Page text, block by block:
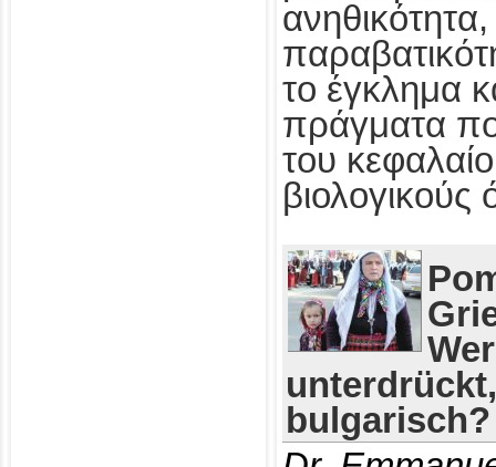
ανηθικότητα,
το έγκλημα
πράγματα
του
βιολογικούς
bulgarisch?